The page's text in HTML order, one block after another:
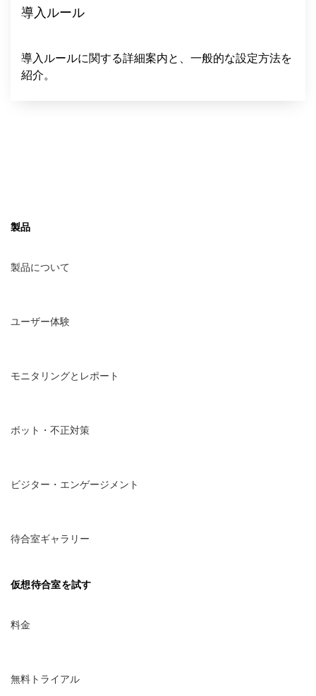
導入ルール
導入ルールに関する詳細案内と、一般的な設定方法を
紹介。
製品
製品について
ユーザー体験
モニタリングとレポート
ボット・不正対策
ビジター・エンゲージメント
待合室ギャラリー
仮想待合室を試す
料金
無料トライアル